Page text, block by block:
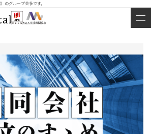
のグループ会社です。